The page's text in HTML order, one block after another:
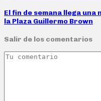
El fin de semana llega una
la Plaza Guillermo Brown
Salir de los comentarios